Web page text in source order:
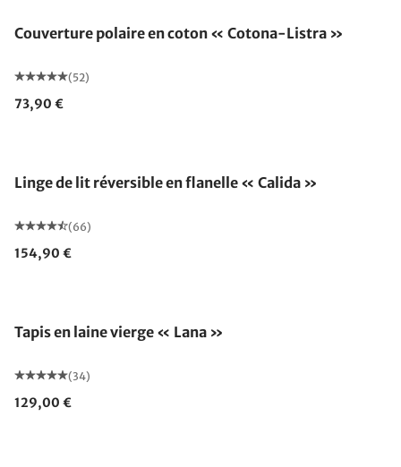
Couverture polaire en coton « Cotona-Listra »
(52)
73,90 €
Linge de lit réversible en flanelle « Calida »
(66)
154,90 €
Tapis en laine vierge « Lana »
(34)
129,00 €